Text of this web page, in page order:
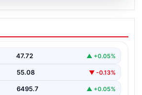
başkanvekili
oldu
47.72 ▲ +0.05%
55.08 ▼ -0.13%
6495.7 ▲ +0.05%